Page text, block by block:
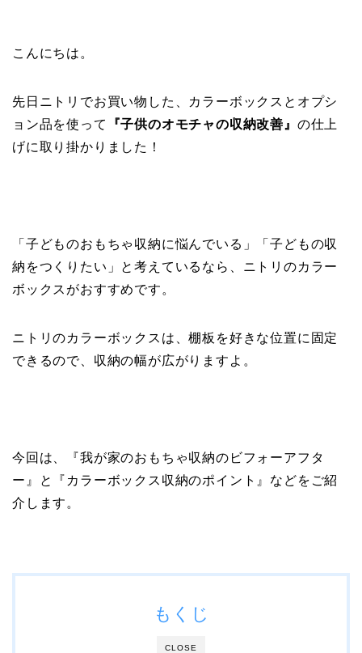
こんにちは。
先日ニトリでお買い物した、カラーボックスとオプシ
ョン品を使って
『子供のオモチャの収納改善』 の仕上
げに取り掛かりました！
「子どものおもちゃ収納に悩んでいる」「子どもの収
納をつくりたい」と考えているなら、ニトリのカラー
ボックスがおすすめです。
ニトリのカラーボックスは、棚板を好きな位置に固定
できるので、収納の幅が広がりますよ。
今回は、『我が家のおもちゃ収納のビフォーアフタ
ー』と『カラーボックス収納のポイント』などをご紹
介します。
CLOSE
もくじ